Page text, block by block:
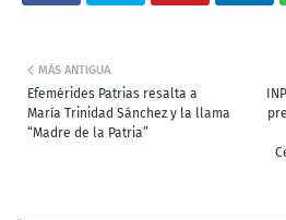
MÁS ANTIGUA
Efemérides Patrias resalta a
María Trinidad Sánchez y la llama
“Madre de la Patria”